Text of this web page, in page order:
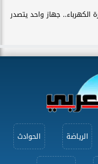
الكهرباء.. جهاز واحد يتصدر
الرياضة الحوادث